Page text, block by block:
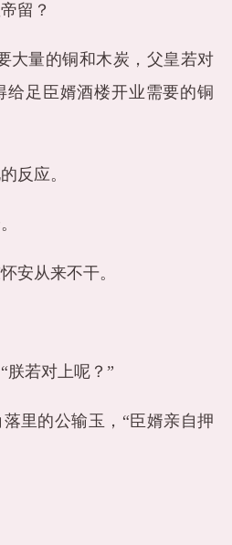
留？
大量的铜和木炭，父皇若对
给足臣婿酒楼开业需要的铜
反应。
安从来不干。
朕若对上呢？”
里的公输玉，“臣婿亲自押